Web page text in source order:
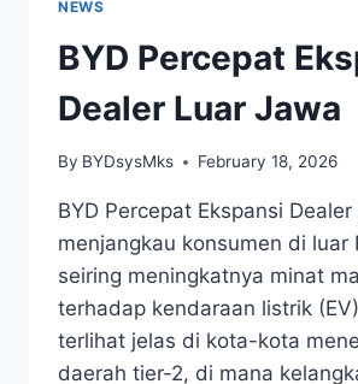
NEWS
BYD Percepat
Dealer Luar Jawa
By BYDsysMks February 18, 2026
BYD Percepat Ekspansi
menjangkau konsumen di luar
seiring meningkatnya minat
terhadap kendaraan listrik
terlihat jelas di kota-kota
daerah tier-2, di mana